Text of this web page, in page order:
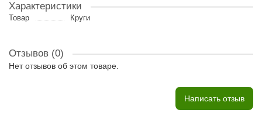
Характеристики
Товар Круги
Отзывов (0)
Нет отзывов об этом товаре.
Написать отзыв